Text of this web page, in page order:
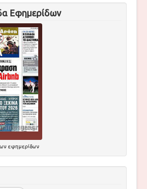
Εφημερίδων
εφημερίδων